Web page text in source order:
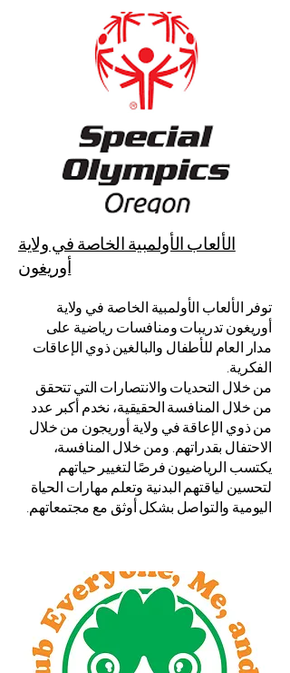
الألعاب الأولمبية الخاصة في ولاية
أوريغون
توفر الألعاب الأولمبية الخاصة في ولاية
أوريغون تدريبات ومنافسات رياضية على
مدار العام للأطفال والبالغين ذوي الإعاقات
الفكرية.
من خلال التحديات والانتصارات التي تتحقق
من خلال المنافسة الحقيقية، نخدم أكبر عدد
من ذوي الإعاقة في ولاية أوريجون من خلال
الاحتفال بقدراتهم. ومن خلال المنافسة،
يكتسب الرياضيون فرصًا لتغيير حياتهم
لتحسين لياقتهم البدنية وتعلم مهارات الحياة
اليومية والتواصل بشكل أوثق مع مجتمعاتهم.